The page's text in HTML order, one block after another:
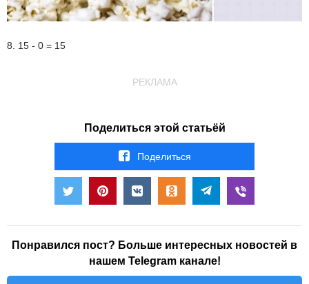
8. 15 - 0 = 15
РЕКЛАМА
Поделиться этой статьёй
Поделиться
Понравился пост? Больше интересных новостей в
нашем Telegram канале!